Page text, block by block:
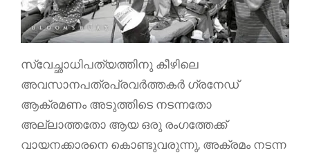
സ്വേച്ഛാധിപത്യത്തിനു കീഴിലെ
അവസാനപത്രപ്രവർത്തകർ ഗ്രനേഡ്
ആക്രമണം അടുത്തിടെ നടന്നതോ
അല്ലാത്തതോ ആയ ഒരു രംഗത്തേക്ക്
വായനക്കാരനെ കൊണ്ടുവരുന്നു, അക്രമം നടന്ന